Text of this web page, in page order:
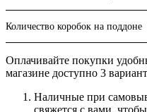
Количество коробок на поддоне
Оплачивайте покупки
магазине доступно 3
Наличные при